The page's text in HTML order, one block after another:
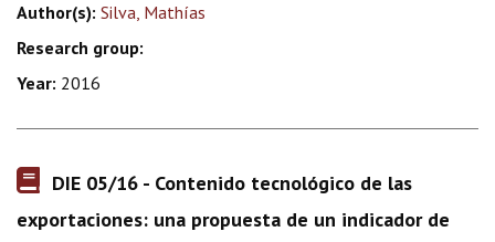
Author(s): Silva, Mathías
Research group:
Year: 2016
DIE 05/16 - Contenido tecnológico de las
exportaciones: una propuesta de un indicador de